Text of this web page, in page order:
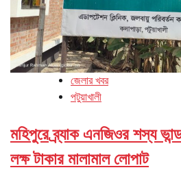
জেলার খবর
পটুয়াখালী
মহিপুরে ব্র্যাক এনজিওর শস্য
লক্ষ টাকার মালামাল লোপাট